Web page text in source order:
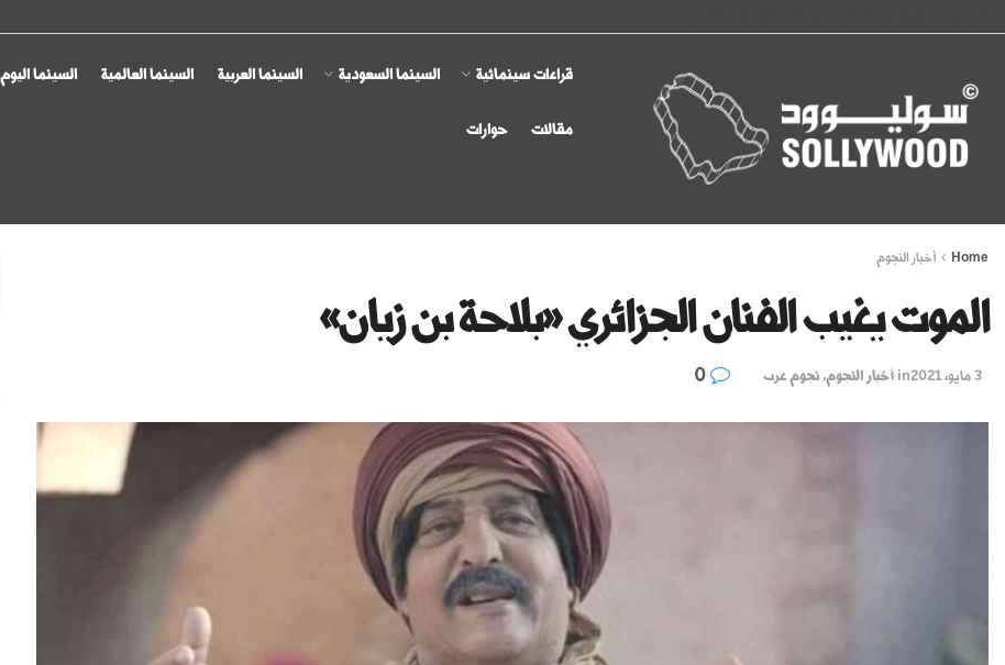
قراءات سينمائية السينما السعودية السينما العربية السينما العالمية السينما اليوم
مقالات حوارات
Home أخبار النجوم
الموت يغيب الفنان الجزائري «بلاحة بن زيان»
3 مايو، 2021 in أخبار النجوم, نجوم عرب